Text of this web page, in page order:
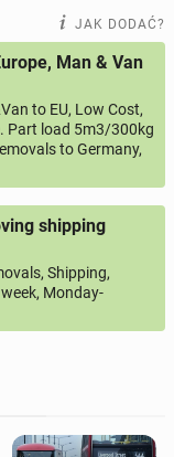
JAK DODAĆ?
Man & Van
to EU, Low Cost,
Part load 5m3/300kg
to Germany,
shipping
Shipping,
Monday-